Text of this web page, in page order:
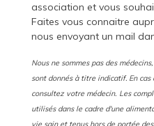
association et vous
Faites vous connaitre
nous envoyant un mail
Nous ne sommes pas des
sont donnés à titre indicatif. En cas
consultez votre médecin. Les
utilisés dans le cadre d'une